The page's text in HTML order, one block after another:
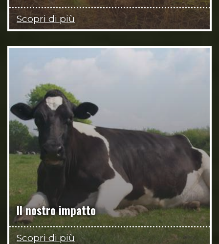
Scopri di più
Il nostro impatto
Scopri di più